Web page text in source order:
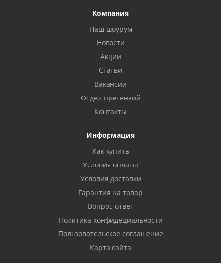
Компания
Наш шоурум
Новости
Акции
Статьи
Вакансии
Отдел претензий
Контакты
Информация
Как купить
Условия оплаты
Условия доставки
Гарантия на товар
Вопрос-ответ
Политика конфидециальности
Пользовательское соглашение
Карта сайта